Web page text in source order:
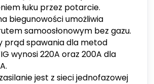
łuku przez potarcie.
biegunowości umożliwia
samoosłonowym bez gazu.
prąd spawania dla metod
wynosi 220A oraz 200A dla
jest z sieci jednofazowej